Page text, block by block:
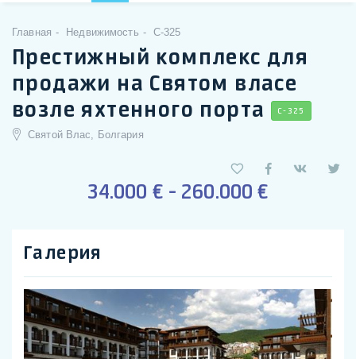
Главная Недвижимость C-325
Престижный комплекс для
продажи на Святом власе
возле яхтенного порта
C-325
Святой Влас, Болгария
34.000 € - 260.000 €
Галерия